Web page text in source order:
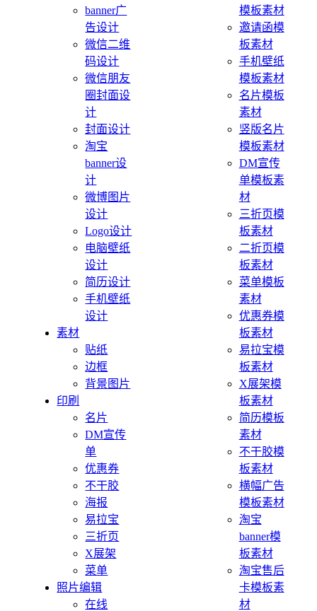
banner广
告设计
微信二维
码设计
微信朋友
圈封面设
计
封面设计
淘宝
banner设
计
微博图片
设计
Logo设计
电脑壁纸
设计
简历设计
手机壁纸
设计
素材
贴纸
边框
背景图片
印刷
名片
DM宣传
单
优惠券
不干胶
海报
易拉宝
三折页
X展架
菜单
照片编辑
在线
模板素材
邀请函模
板素材
手机壁纸
模板素材
名片模板
素材
竖版名片
模板素材
DM宣传
单模板素
材
三折页模
板素材
二折页模
板素材
菜单模板
素材
优惠券模
板素材
易拉宝模
板素材
X展架模
板素材
简历模板
素材
不干胶模
板素材
横幅广告
模板素材
淘宝
banner模
板素材
淘宝售后
卡模板素
材